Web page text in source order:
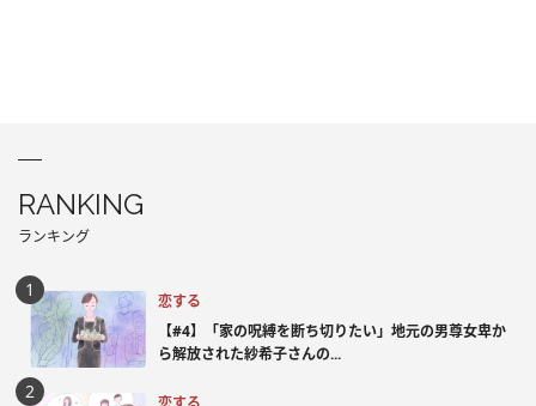
RANKING
ランキング
恋する
【#4】「家の呪縛を断ち切りたい」地元の男尊女卑か
ら解放された紗希子さんの...